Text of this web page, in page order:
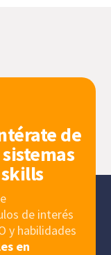
de
de interés
y habilidades
en